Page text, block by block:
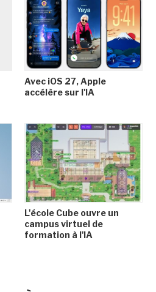
Avec iOS 27, Apple
accélère sur l'IA
L'école Cube ouvre un
campus virtuel de
formation à l'IA